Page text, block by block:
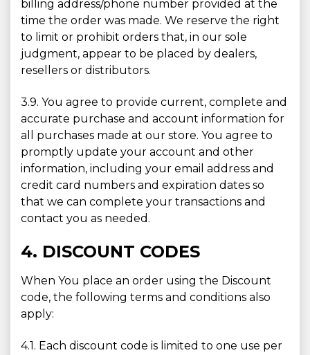
billing address/phone number provided at the
time the order was made. We reserve the right
to limit or prohibit orders that, in our sole
judgment, appear to be placed by dealers,
resellers or distributors.
3.9. You agree to provide current, complete and
accurate purchase and account information for
all purchases made at our store. You agree to
promptly update your account and other
information, including your email address and
credit card numbers and expiration dates so
that we can complete your transactions and
contact you as needed.
4. DISCOUNT CODES
When You place an order using the Discount
code, the following terms and conditions also
apply:
4.1. Each discount code is limited to one use per